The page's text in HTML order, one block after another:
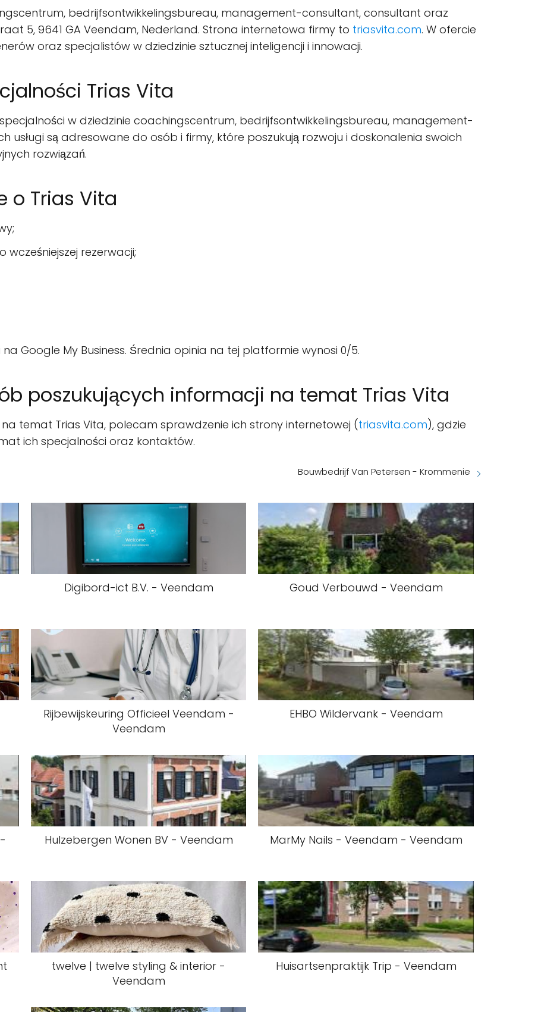
bedrijfsontwikkelingsbureau, management-consultant, consultant oraz
5, 9641 GA Veendam, Nederland. Strona internetowa firmy to triasvita.com. W ofercie
oraz specjalistów w dziedzinie sztucznej inteligencji i innowacji.
Trias Vita
w dziedzinie coachingscentrum, bedrijfsontwikkelingsbureau, management-
usługi są adresowane do osób i firmy, które poszukują rozwoju i doskonalenia swoich
rozwiązań.
o Trias Vita
rezerwacji;
Google My Business. Średnia opinia na tej platformie wynosi 0/5.
poszukujących informacji na temat Trias Vita
temat Trias Vita, polecam sprawdzenie ich strony internetowej (triasvita.com), gdzie
ich specjalności oraz kontaktów.
Bouwbedrijf Van Petersen - Krommenie
Digibord-ict B.V. - Veendam Goud Verbouwd - Veendam
Rijbewijskeuring Officieel Veendam -
Veendam
EHBO Wildervank - Veendam
Hulzebergen Wonen BV - Veendam MarMy Nails - Veendam - Veendam
twelve | twelve styling & interior -
Veendam
Huisartsenpraktijk Trip - Veendam